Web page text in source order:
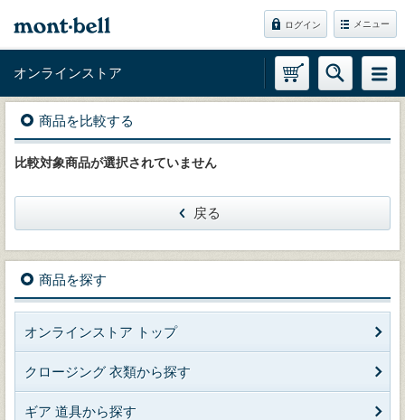
ログイン メニュー
オンラインストア
商品を比較する
比較対象商品が選択されていません
戻る
商品を探す
オンラインストア トップ
クロージング 衣類から探す
ギア 道具から探す